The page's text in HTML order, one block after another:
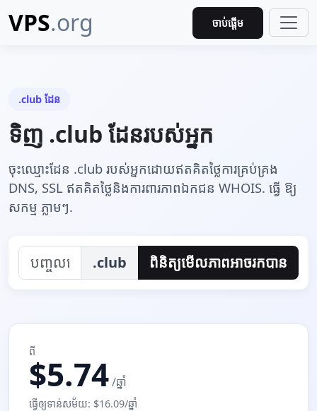
VPS.org ចាប់ផ្តើម
.club ដែន
ទិញ .club ដែនរបស់អ្នក
ចុះឈ្មោះដែន .club របស់អ្នកដោយឥតគិតថ្លៃការគ្រប់គ្រង
DNS, SSL ឥតគិតថ្លៃនិងការពារភាពឯកជន WHOIS. ធ្វើ ឱ្យ
សកម្ម ភ្លាមៗ.
.club ពិនិត្យ​មើល​ភាព​អាច​រក​បាន
ពី
$5.74/ឆ្នាំ
ធ្វើ​ឲ្យ​ទាន់សម័យ: $16.09/ឆ្នាំ